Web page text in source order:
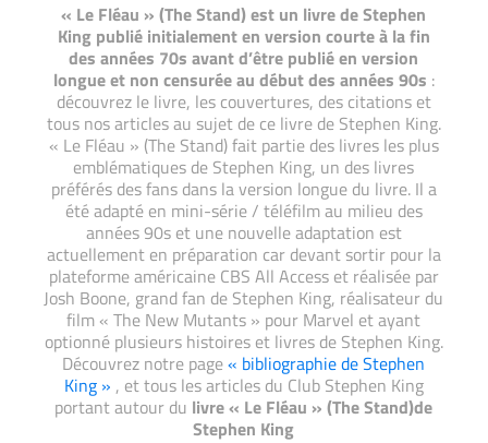
« Le Fléau » (The Stand) est un livre de Stephen
King publié initialement en version courte à la fin
des années 70s avant d’être publié en version
longue et non censurée au début des années 90s :
découvrez le livre, les couvertures, des citations et
tous nos articles au sujet de ce livre de Stephen King.
« Le Fléau » (The Stand) fait partie des livres les plus
emblématiques de Stephen King, un des livres
préférés des fans dans la version longue du livre. Il a
été adapté en mini-série / téléfilm au milieu des
années 90s et une nouvelle adaptation est
actuellement en préparation car devant sortir pour la
plateforme américaine CBS All Access et réalisée par
Josh Boone, grand fan de Stephen King, réalisateur du
film « The New Mutants » pour Marvel et ayant
optionné plusieurs histoires et livres de Stephen King.
Découvrez notre page« bibliographie de Stephen
King » , et tous les articles du Club Stephen King
portant autour du livre « Le Fléau » (The Stand)de
Stephen King